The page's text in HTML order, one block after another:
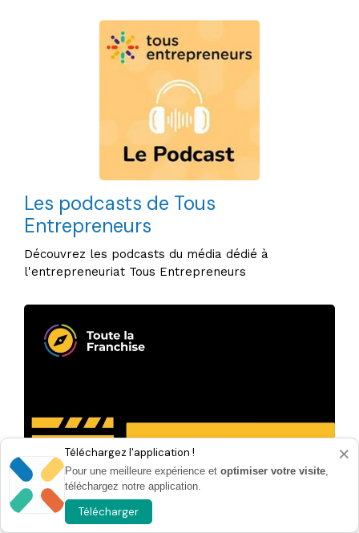
Les podcasts de Tous
Entrepreneurs
Découvrez les podcasts du média dédié à
l'entrepreneuriat Tous Entrepreneurs
×
Téléchargez l'application !
Pour une meilleure expérience et optimiser votre visite,
téléchargez notre application.
Télécharger